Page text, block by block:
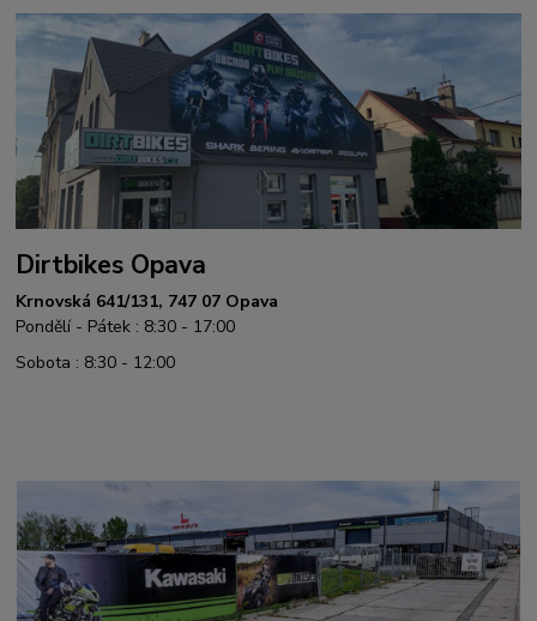
Dirtbikes Opava
Krnovská 641/131, 747 07 Opava
Pondělí - Pátek : 8:30 - 17:00
Sobota : 8:30 - 12:00